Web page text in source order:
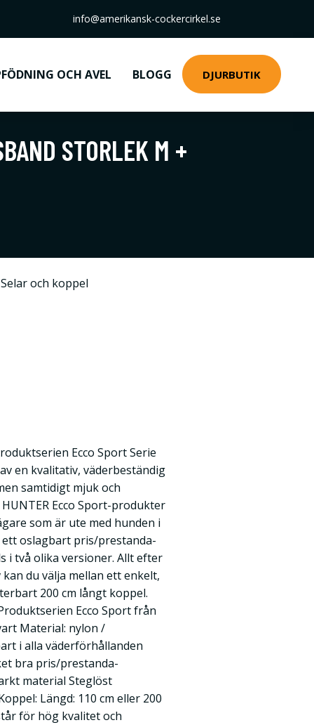
info@amerikansk-cockercirkel.se
OCH AVEL BLOGG DJURBUTIK
STORLEK M +
och koppel
Ecco Sport Serie
en kvalitativ, väderbeständig
samtidigt mjuk och
Ecco Sport-produkter
som är ute med hunden i
ett oslagbart pris/prestanda-
i två olika versioner. Allt efter
du välja mellan ett enkelt,
200 cm långt koppel.
Ecco Sport från
Material: nylon /
i alla väderförhållanden
bra pris/prestanda-
material Steglöst
Längd: 110 cm eller 200
för hög kvalitet och